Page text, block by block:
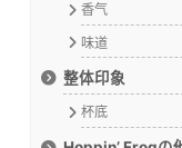
香气
味道
整体印象
杯底